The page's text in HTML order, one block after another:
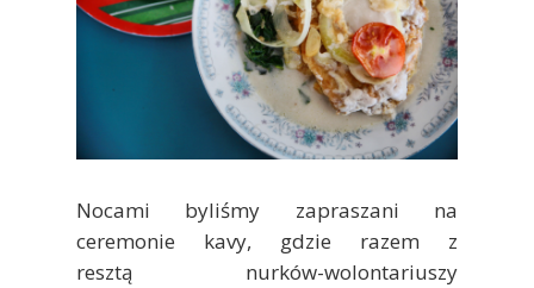
Nocami byliśmy zapraszani na
ceremonie kavy, gdzie razem z
resztą nurków-wolontariuszy